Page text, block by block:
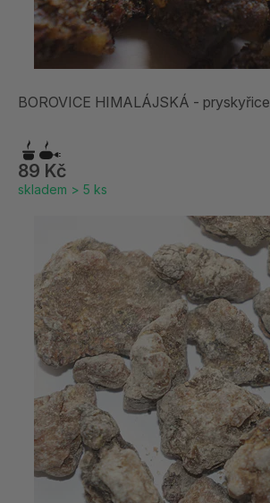
BOROVICE HIMALÁJSKÁ - pryskyřice
89 Kč
skladem > 5 ks